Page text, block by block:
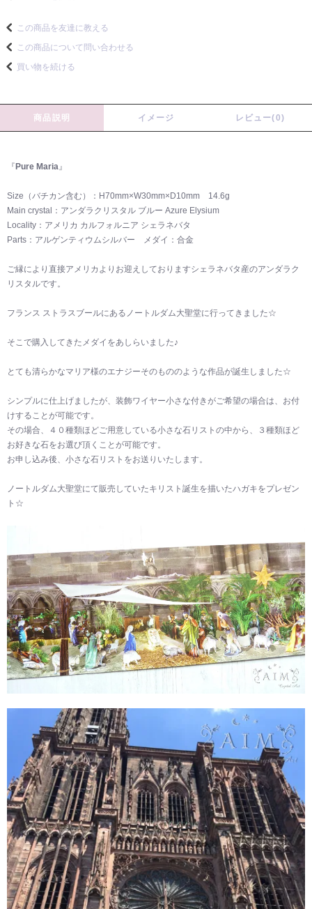
この商品を友達に教える
この商品について問い合わせる
買い物を続ける
商品説明 イメージ レビュー(0)
『Pure Maria 』
Size（バチカン含む）：H70mm×W30mm×D10mm 14.6g
Main crystal：アンダラクリスタル ブルー Azure Elysium
Locality：アメリカ カルフォルニア シェラネバタ
Parts：アルゲンティウムシルバー メダイ：合金
ご縁により直接アメリカよりお迎えしておりますシェラネバタ産のアンダラク
リスタルです。
フランス ストラスブールにあるノートルダム大聖堂に行ってきました☆
そこで購入してきたメダイをあしらいました♪
とても清らかなマリア様のエナジーそのもののような作品が誕生しました☆
シンプルに仕上げましたが、装飾ワイヤー小さな付きがご希望の場合は、お付
けすることが可能です。
その場合、４０種類ほどご用意している小さな石リストの中から、３種類ほど
お好きな石をお選び頂くことが可能です。
お申し込み後、小さな石リストをお送りいたします。
ノートルダム大聖堂にて販売していたキリスト誕生を描いたハガキをプレゼン
ト☆